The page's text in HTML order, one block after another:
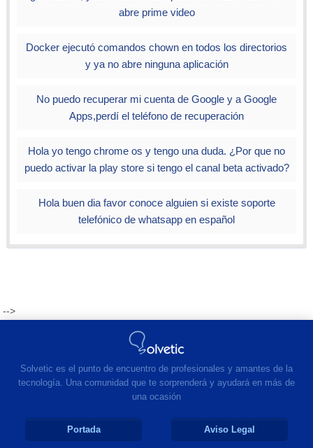
abre prime video
Docker ejecutó comandos chown en todos los directorios
y ya no abre ninguna aplicación
No puedo recuperar mi cuenta de Google y a Google
Apps,perdí el teléfono de recuperación
Hola yo tengo chrome os y tengo una duda. ¿Por que no
puedo activar la play store si tengo el canal beta activado?
Hola buen dia favor conoce alguien si existe soporte
telefónico de whatsapp en español
-->
Solvetic es el punto de encuentro de profesionales y amantes de la
tecnología. Una comunidad que te sorprenderá y ayudará en más de
una ocasión
Portada Aviso Legal